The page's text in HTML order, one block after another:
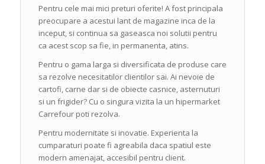
Pentru cele mai mici preturi oferite! A fost principala
preocupare a acestui lant de magazine inca de la
inceput, si continua sa gaseasca noi solutii pentru
ca acest scop sa fie, in permanenta, atins.
Pentru o gama larga si diversificata de produse care
sa rezolve necesitatilor clientilor sai. Ai nevoie de
cartofi, carne dar si de obiecte casnice, asternuturi
si un frigider? Cu o singura vizita la un hipermarket
Carrefour poti rezolva.
Pentru modernitate si inovatie. Experienta la
cumparaturi poate fi agreabila daca spatiul este
modern amenajat, accesibil pentru client.